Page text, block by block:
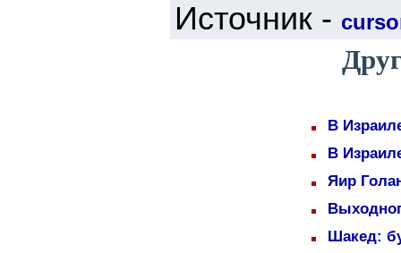
Источник -
В
В
Яир
Шакед: